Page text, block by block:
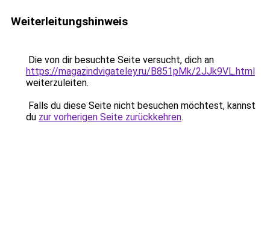
Weiterleitungshinweis
Die von dir besuchte Seite versucht, dich an
https://magazindvigateley.ru/B851pMk/2JJk9VL.html
weiterzuleiten.
Falls du diese Seite nicht besuchen möchtest, kannst
du zur vorherigen Seite zurückkehren.